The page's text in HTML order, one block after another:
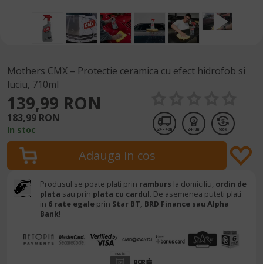
Mothers CMX – Protectie ceramica cu efect hidrofob si
luciu, 710ml
139,99 RON
183,99 RON
In stoc 24 - 48h 24 luni
Produsul se poate plati prin ramburs la domiciliu, ordin de
plata sau prin plata cu cardul. De asemenea puteti plati
in 6 rate egale prin Star BT, BRD Finance sau Alpha
Bank!